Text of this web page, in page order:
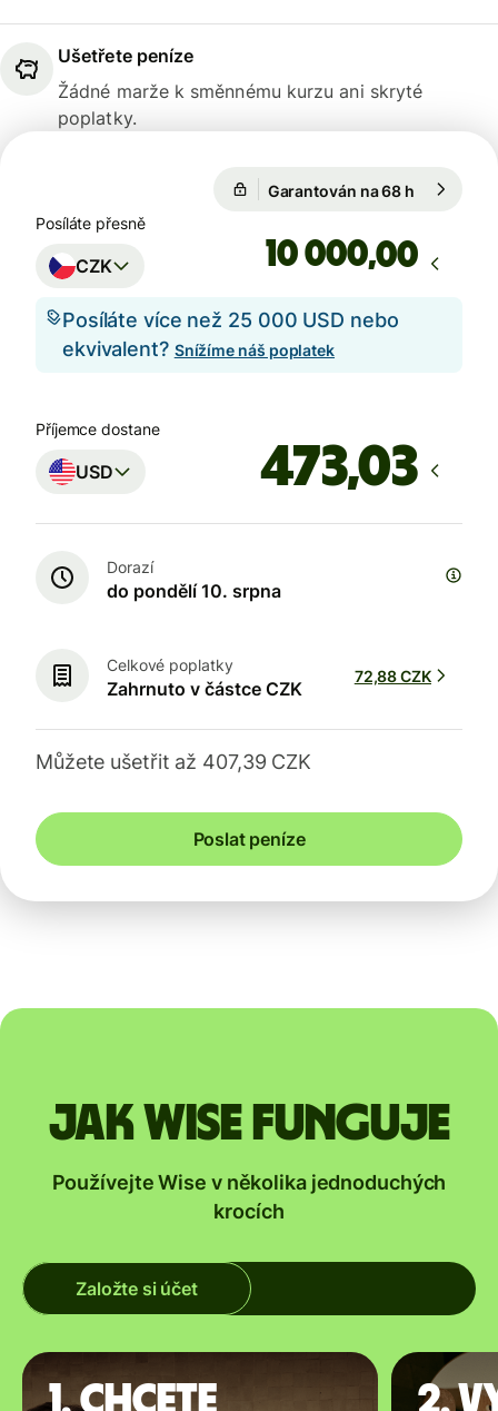
Ušetřete peníze
Žádné marže k směnnému kurzu ani skryté
poplatky.
Garantován na 68 h
Posíláte přesně
CZK ,00
Posíláte více než 25 000 USD nebo
ekvivalent? Snížíme náš poplatek
Příjemce dostane
USD
Dorazí
do pondělí 10. srpna
Celkové poplatky
Zahrnuto v částce CZK
72,88 CZK
Můžete ušetřit až 407,39 CZK
Poslat peníze
Jak Wise funguje
Používejte Wise v několika jednoduchých
krocích
Založte si účet